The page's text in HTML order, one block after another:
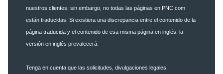
nuestros clientes; sin embargo, no todas las páginas en PNC.com
están traducidas. Si existiera una discrepancia entre el contenido de la
página traducida y el contenido de esa misma página en inglés, la
versión en inglés prevalecerá.
Tenga en cuenta que las solicitudes, divulgaciones legales,